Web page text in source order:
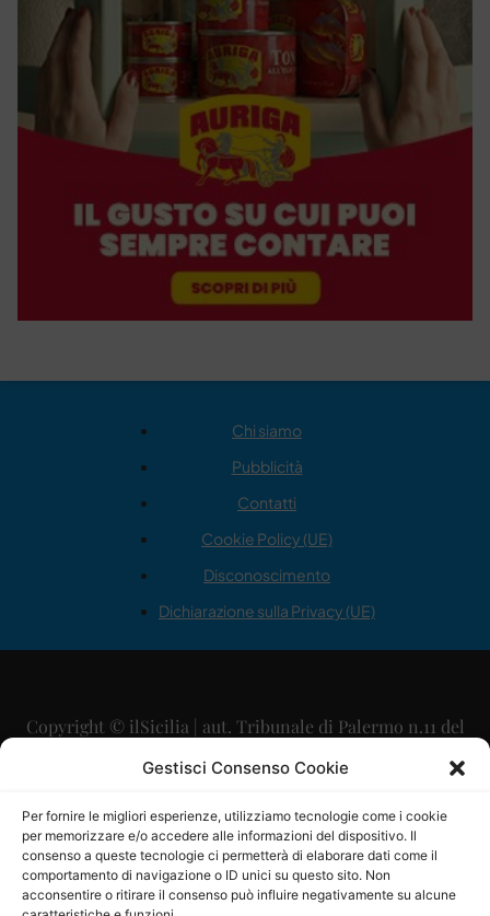
Gestisci Consenso Cookie
Per fornire le migliori esperienze, utilizziamo tecnologie come i cookie
per memorizzare e/o accedere alle informazioni del dispositivo. Il
consenso a queste tecnologie ci permetterà di elaborare dati come il
comportamento di navigazione o ID unici su questo sito. Non
acconsentire o ritirare il consenso può influire negativamente su alcune
Chi siamo
Pubblicità
Contatti
Cookie Policy (UE)
Disconoscimento
Dichiarazione sulla Privacy (UE)
Copyright © ilSicilia | aut. Tribunale di Palermo n.11 del
29/09/2015
Direttore Editoriale: Maurizio Scaglione
Direttore Responsabile: Maria Calabrese